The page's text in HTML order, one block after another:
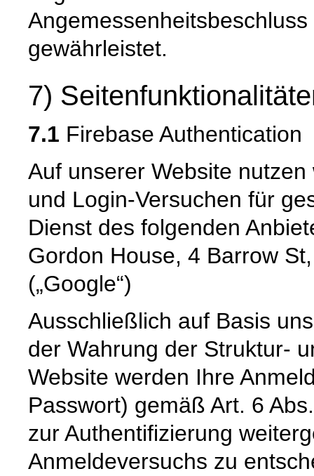
gewährleistet.
7)
7.1 Firebase Authentication
Auf unserer Website
und Login-Versuchen für
Dienst des folgenden
Gordon House, 4 Barrow
(„Google“)
Ausschließlich auf Basis
der Wahrung der Struktur-
Website werden Ihre
Passwort) gemäß Art. 6
zur Authentifizierung
Anmeldeversuchs zu